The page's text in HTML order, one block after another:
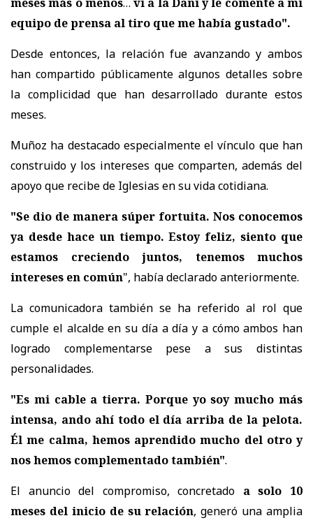
equipo de prensa al tiro que me había gustado".
Desde entonces, la relación fue avanzando y ambos
han compartido públicamente algunos detalles sobre
la complicidad que han desarrollado durante estos
meses.
Muñoz ha destacado especialmente el vínculo que han
construido y los intereses que comparten, además del
apoyo que recibe de Iglesias en su vida cotidiana.
"Se dio de manera súper fortuita. Nos conocemos
ya desde hace un tiempo. Estoy feliz, siento que
estamos creciendo juntos, tenemos muchos
intereses en común", había declarado anteriormente.
La comunicadora también se ha referido al rol que
cumple el alcalde en su día a día y a cómo ambos han
logrado complementarse pese a sus distintas
personalidades.
"Es mi cable a tierra. Porque yo soy mucho más
intensa, ando ahí todo el día arriba de la pelota.
Él me calma, hemos aprendido mucho del otro y
nos hemos complementado también".
El anuncio del compromiso, concretado a solo 10
meses del inicio de su relación, generó una amplia